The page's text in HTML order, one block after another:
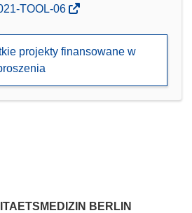
TOOL-06
projekty finansowane w
BERLIN